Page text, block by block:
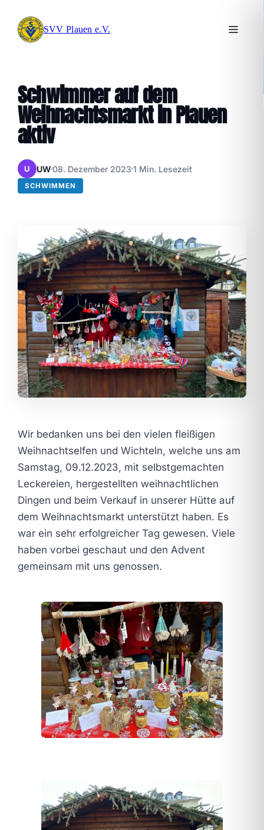
SVV Plauen e.V.
Schwimmer auf dem
Weihnachtsmarkt in Plauen
aktiv
U UW08. Dezember 2023 1 Min. Lesezeit
SCHWIMMEN
Wir bedanken uns bei den vielen fleißigen
Weihnachtselfen und Wichteln, welche uns am
Samstag, 09.12.2023, mit selbstgemachten
Leckereien, hergestellten weihnachtlichen
Dingen und beim Verkauf in unserer Hütte auf
dem Weihnachtsmarkt unterstützt haben. Es
war ein sehr erfolgreicher Tag gewesen. Viele
haben vorbei geschaut und den Advent
gemeinsam mit uns genossen.